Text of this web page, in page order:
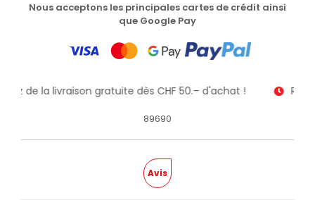
Nous acceptons les principales cartes de crédit ainsi
que Google Pay
de la livraison gratuite dès CHF 50.– d'achat !
89690
Avis